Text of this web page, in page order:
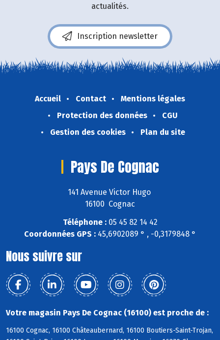
actualités.
Inscription newsletter
Accueil Contact
Mentions légales
Protection des données
CGU
Gestion des cookies
Plan du site
Pays De Cognac
141 Avenue Victor Hugo
16100 Cognac
Téléphone :05 45 82 14 42
Coordonnées GPS : 45,6902089 ° , -0,3179848 °
Nous suivre sur
Votre magasin Pays De Cognac (16100) est proche de :
16100 Cognac, 16100 Châteaubernard, 16100 Boutiers-Saint-Trojan,